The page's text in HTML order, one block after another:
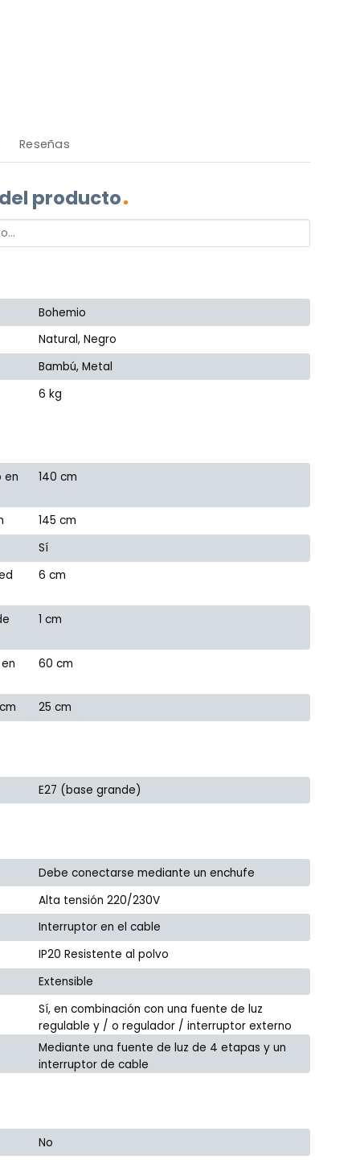
Reseñas
producto
Bohemio
Natural, Negro
Bambú, Metal
6 kg
en
140 cm
145 cm
Sí
6 cm
1 cm
60 cm
25 cm
E27 (base grande)
Debe conectarse mediante un enchufe
Alta tensión 220/230V
Interruptor en el cable
IP20 Resistente al polvo
Extensible
Sí, en combinación con una fuente de luz
regulable y / o regulador / interruptor externo
Mediante una fuente de luz de 4 etapas y un
interruptor de cable
No